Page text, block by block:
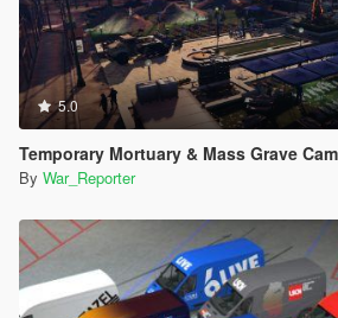
5.0
Temporary Mortuary & Mass Grave
By War_Reporter